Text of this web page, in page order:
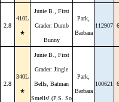
2.8
410L
★
Junie B., First
Grader: Dumb
Bunny
Park,
Barbara
112907
2.8
340L
★
Junie B., First
Grader: Jingle
Bells, Batman
Smells! (P.S. So
Park,
Barbara
100621